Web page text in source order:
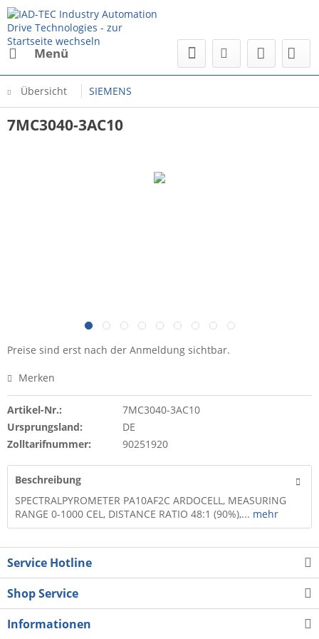
Menü
Übersicht SIEMENS
7MC3040-3AC10
Preise sind erst nach der Anmeldung sichtbar.
Merken
Artikel-Nr.:
7MC3040-3AC10
Ursprungsland:
DE
Zolltarifnummer:
90251920
Beschreibung
SPECTRALPYROMETER PA10AF2C ARDOCELL, MEASURING
RANGE 0-1000 CEL, DISTANCE RATIO 48:1 (90%),... mehr
Service Hotline
Shop Service
Informationen